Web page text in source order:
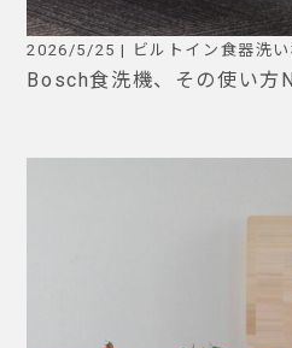
2026/5/25 | ビルトイン食器洗い
Bosch食洗機、その使い方